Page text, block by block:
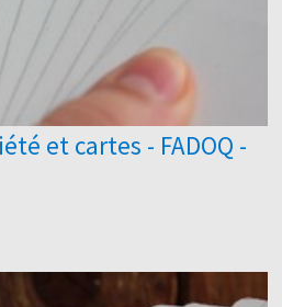
et cartes - FADOQ -